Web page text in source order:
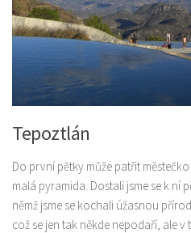
Tepoztlán
Do první pětky může patřit
malá pyramida. Dostali jsme se k ní
němž jsme se kochali úžasnou
což se jen tak někde nepodaří, ale v